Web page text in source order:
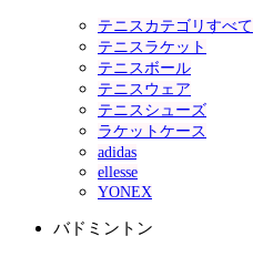
テニスカテゴリすべて
テニスラケット
テニスボール
テニスウェア
テニスシューズ
ラケットケース
adidas
ellesse
YONEX
バドミントン